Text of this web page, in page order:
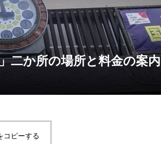
二か所の場所と料金の案内
コピーする